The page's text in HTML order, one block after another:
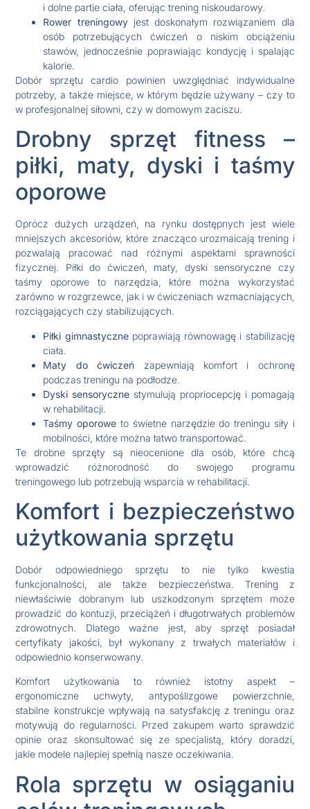
i dolne partie ciała, oferując trening niskoudarowy.
Rower treningowyjest doskonałym rozwiązaniem dla
osób potrzebujących ćwiczeń o niskim obciążeniu
stawów, jednocześnie poprawiając kondycję i spalając
kalorie.
Dobór sprzętu cardio powinien uwzględniać indywidualne
potrzeby, a także miejsce, w którym będzie używany – czy to
w profesjonalnej siłowni, czy w domowym zaciszu.
Drobny sprzęt fitness –
piłki, maty, dyski i taśmy
oporowe
Oprócz dużych urządzeń, na rynku dostępnych jest wiele
mniejszych akcesoriów, które znacząco urozmaicają trening i
pozwalają pracować nad różnymi aspektami sprawności
fizycznej. Piłki do ćwiczeń, maty, dyski sensoryczne czy
taśmy oporowe to narzędzia, które można wykorzystać
zarówno w rozgrzewce, jak i w ćwiczeniach wzmacniających,
rozciągających czy stabilizujących.
Piłki gimnastycznepoprawiają równowagę i stabilizację
ciała.
Maty do ćwiczeń zapewniają komfort i ochronę
podczas treningu na podłodze.
Dyski sensoryczne stymulują propriocepcję i pomagają
w rehabilitacji.
Taśmy oporowe to świetne narzędzie do treningu siły i
mobilności, które można łatwo transportować.
Te drobne sprzęty są nieocenione dla osób, które chcą
wprowadzić różnorodność do swojego programu
treningowego lub potrzebują wsparcia w rehabilitacji.
Komfort i bezpieczeństwo
użytkowania sprzętu
Dobór odpowiedniego sprzętu to nie tylko kwestia
funkcjonalności, ale także bezpieczeństwa. Trening z
niewłaściwie dobranym lub uszkodzonym sprzętem może
prowadzić do kontuzji, przeciążeń i długotrwałych problemów
zdrowotnych. Dlatego ważne jest, aby sprzęt posiadał
certyfikaty jakości, był wykonany z trwałych materiałów i
odpowiednio konserwowany.
Komfort użytkowania to również istotny aspekt –
ergonomiczne uchwyty, antypoślizgowe powierzchnie,
stabilne konstrukcje wpływają na satysfakcję z treningu oraz
motywują do regularności. Przed zakupem warto sprawdzić
opinie oraz skonsultować się ze specjalistą, który doradzi,
jakie modele najlepiej spełnią nasze oczekiwania.
Rola sprzętu w osiąganiu